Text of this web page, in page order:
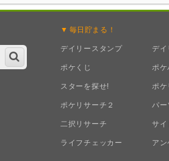
毎日 貯まる！
デイリースタンプ デ
ポケくじ ポケ
スターを探せ! ポケ
ポケリサーチ２ パー
二択リサーチ サイ
ライフチェッカー アン